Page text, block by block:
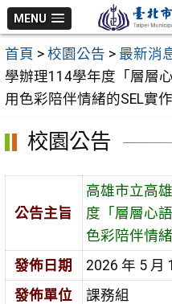
跳
至
主
要
內
MENU
首頁 > 校園公告 > 最新消
學辦理114學年度「層層
用色彩陪伴情緒的SEL實作
校園公告
公告主旨
高雄市立高
度「層層心
色彩陪伴情緒
發佈日期
2026 年 5 月
發佈單位
課務組